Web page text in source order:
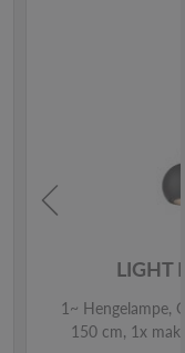
LIGHT
1~ Hengelampe,
150 cm, 1x